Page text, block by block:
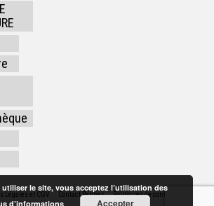
Légales et CGV Contact Rennes Politiques de confidentialité
le site, vous acceptez l’utilisation des
d’informations Accepter